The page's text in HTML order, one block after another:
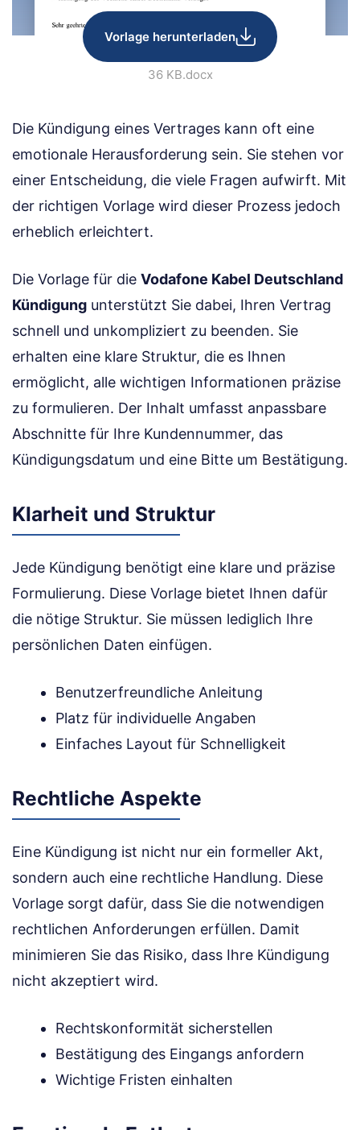
Vorlage herunterladen
36 KB.docx
Die Kündigung eines Vertrages kann oft eine
emotionale Herausforderung sein. Sie stehen vor
einer Entscheidung, die viele Fragen aufwirft. Mit
der richtigen Vorlage wird dieser Prozess jedoch
erheblich erleichtert.
Die Vorlage für die Vodafone Kabel Deutschland
Kündigung unterstützt Sie dabei, Ihren Vertrag
schnell und unkompliziert zu beenden. Sie
erhalten eine klare Struktur, die es Ihnen
ermöglicht, alle wichtigen Informationen präzise
zu formulieren. Der Inhalt umfasst anpassbare
Abschnitte für Ihre Kundennummer, das
Kündigungsdatum und eine Bitte um Bestätigung.
Klarheit und Struktur
Jede Kündigung benötigt eine klare und präzise
Formulierung. Diese Vorlage bietet Ihnen dafür
die nötige Struktur. Sie müssen lediglich Ihre
persönlichen Daten einfügen.
Benutzerfreundliche Anleitung
Platz für individuelle Angaben
Einfaches Layout für Schnelligkeit
Rechtliche Aspekte
Eine Kündigung ist nicht nur ein formeller Akt,
sondern auch eine rechtliche Handlung. Diese
Vorlage sorgt dafür, dass Sie die notwendigen
rechtlichen Anforderungen erfüllen. Damit
minimieren Sie das Risiko, dass Ihre Kündigung
nicht akzeptiert wird.
Rechtskonformität sicherstellen
Bestätigung des Eingangs anfordern
Wichtige Fristen einhalten